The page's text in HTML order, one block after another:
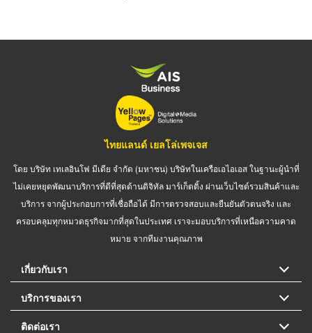
ไทยแลนด์ เยลโล่เพจเจส
โดย บริษัท เทเลอินโฟ มีเดีย จำกัด (มหาชน) บริษัทในเครือเอไอเอส ในฐานะผู้นำที่
ไม่เคยหยุดพัฒนาบริการที่ดีที่สุดด้านดิจิทัล มาร์เก็ตติ้ง ผ่านเว็บไซต์รวมสินค้าและ
บริการ จากผู้ประกอบการที่เชื่อถือได้ มีการตรวจสอบและยืนยันตัวตนจริง และ
ครอบคลุมทุกหมวดธุรกิจมากที่สุดในประเทศ เราจะมอบบริการที่เหนือความคาด
หมาย จากทีมงานคุณภาพ
เกี่ยวกับเรา
บริการของเรา
ติดต่อเรา